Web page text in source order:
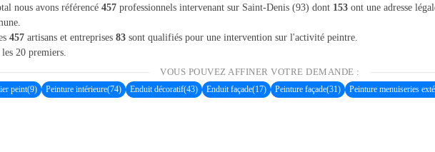
nous avons référencé 457 professionnels intervenant sur Saint-Denis (93) dont 153 ont une adresse
457 artisans et entreprises 83 sont qualifiés pour une intervention sur l'activité peintre.
20 premiers.
VOUS POUVEZ AFFINER VOTRE DEMANDE :
peint(9) Peinture intérieure(74) Enduit décoratif(43) Enduit façade(17) Peinture façade(31) Peinture menuiseries